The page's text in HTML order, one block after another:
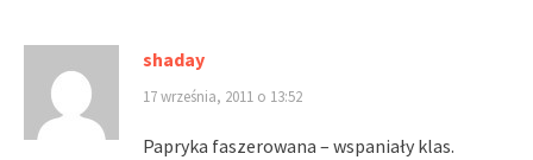
shaday
17 września, 2011 o 13:52
Papryka faszerowana – wspaniały klas.